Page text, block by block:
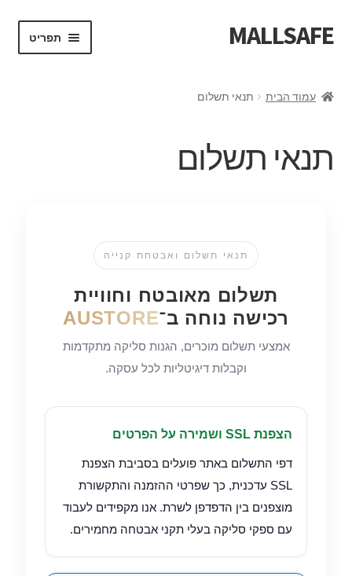
MALLSAFE תפריט
סל קניות
Discover the world of our brand
How it works
Promotions
PromotionsMan
עמוד הבית תנאי תשלום
תנאי תשלום
תנאי תשלום ואבטחת קנייה
תשלום מאובטח וחוויית
רכישה נוחה ב־AUSTORE
אמצעי תשלום מוכרים, הגנות סליקה מתקדמות
וקבלות דיגיטליות לכל עסקה.
הצפנת SSL ושמירה על הפרטים
דפי התשלום באתר פועלים בסביבת הצפנת
SSL עדכנית, כך שפרטי ההזמנה והתקשורת
מוצפנים בין הדפדפן לשרת. אנו מקפידים לעבוד
עם ספקי סליקה בעלי תקני אבטחה מחמירים.